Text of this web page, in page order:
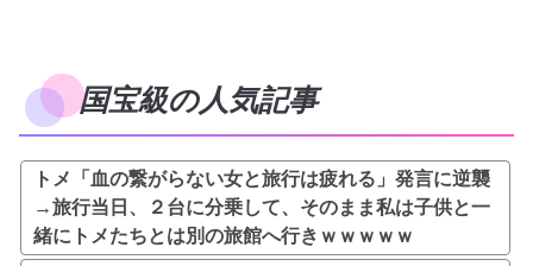
国宝級の人気記事
トメ「血の繋がらない女と旅行は疲れる」発言に逆襲
→旅行当日、２台に分乗して、そのまま私は子供と一
緒にトメたちとは別の旅館へ行きｗｗｗｗｗ